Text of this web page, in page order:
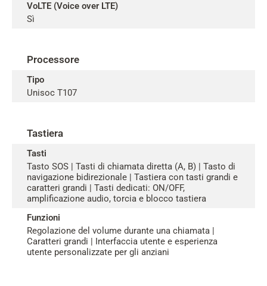
VoLTE (Voice over LTE)
Sì
Processore
Tipo
Unisoc T107
Tastiera
Tasti
Tasto SOS | Tasti di chiamata diretta (A, B) | Tasto di
navigazione bidirezionale | Tastiera con tasti grandi e
caratteri grandi | Tasti dedicati: ON/OFF,
amplificazione audio, torcia e blocco tastiera
Funzioni
Regolazione del volume durante una chiamata |
Caratteri grandi | Interfaccia utente e esperienza
utente personalizzate per gli anziani